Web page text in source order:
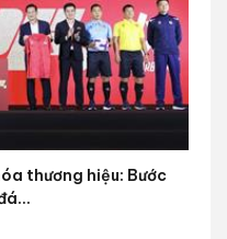
thương hiệu: Bước